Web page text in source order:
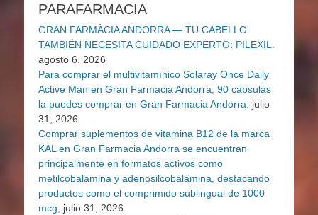
PARAFARMACIA
GRAN FARMÀCIA ANDORRA — TU CABELLO
TAMBIÉN NECESITA CUIDADO EXPERTO: PILEXIL.
agosto 6, 2026
Para comprar el multivitamínico Solaray Once Daily
Active Man en Gran Farmacia Andorra, 90 cápsulas
la puedes comprar en Gran Farmacia Andorra.
julio
31, 2026
Comprar suplementos de vitamina B12 de la marca
KAL en Gran Farmacia Andorra se encuentran
principalmente en formatos activos como
metilcobalamina y adenosilcobalamina, destacando
productos como el comprimido sublingual de 1000
mcg,
julio 31, 2026